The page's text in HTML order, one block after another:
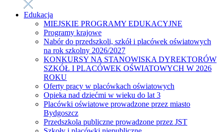
Edukacja
MIEJSKIE PROGRAMY EDUKACYJNE
Programy krajowe
Nabór do przedszkoli, szkół i placówek oświatowych
na rok szkolny 2026/2027
KONKURSY NA STANOWISKA DYREKTORÓW
SZKÓŁ I PLACÓWEK OŚWIATOWYCH W 2026
ROKU
Oferty pracy w placówkach oświatowych
Opieka nad dziećmi w wieku do lat 3
Placówki oświatowe prowadzone przez miasto
Bydgoszcz
Przedszkola publiczne prowadzone przez JST